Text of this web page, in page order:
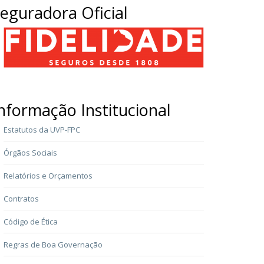
Oficial
Institucional
Estatutos da UVP-FPC
Órgãos Sociais
Relatórios e Orçamentos
Contratos
Código de Ética
Regras de Boa Governação